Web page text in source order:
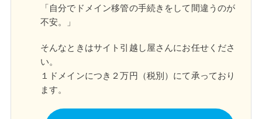
「自分でドメイン移管の手続きをして間違うのが
不安。」
そんなときはサイト引越し屋さんにお任せくださ
い。
１ドメインにつき２万円（税別）にて承っており
ます。